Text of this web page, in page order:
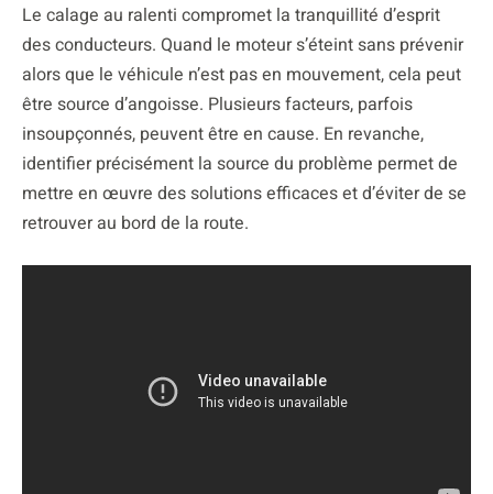
Le calage au ralenti compromet la tranquillité d’esprit
des conducteurs. Quand le moteur s’éteint sans prévenir
alors que le véhicule n’est pas en mouvement, cela peut
être source d’angoisse. Plusieurs facteurs, parfois
insoupçonnés, peuvent être en cause. En revanche,
identifier précisément la source du problème permet de
mettre en œuvre des solutions efficaces et d’éviter de se
retrouver au bord de la route.